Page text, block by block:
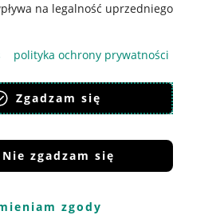
na legalność uprzedniego
polityka ochrony prywatności
Zgadzam się
Nie zgadzam się
zgody
akceptacjęregulaminu